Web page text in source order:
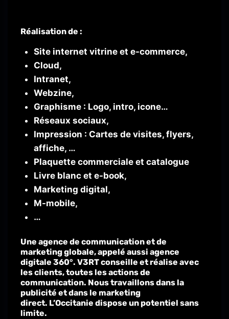
Réalisation de :
Site internet vitrine et e-commerce,
Cloud,
Intranet,
Webzine,
Graphisme : Logo, intro, icone…
Réseaux sociaux,
Impression : Cartes de visites, flyers,
affiche, …
Plaquette commerciale et catalogue
Livre blanc et e-book,
Marketing digital,
M-mobile,
…
Une agence de communication et de
marketing globale, appelé aussi agence
digitale 360°. V3RTconseille et réalise avec
les clients, toutes les actions de
communication. Nous travaillons dans la
publicité et dans le marketing
direct. L’Occitanie dispose un potentiel sans
limite.